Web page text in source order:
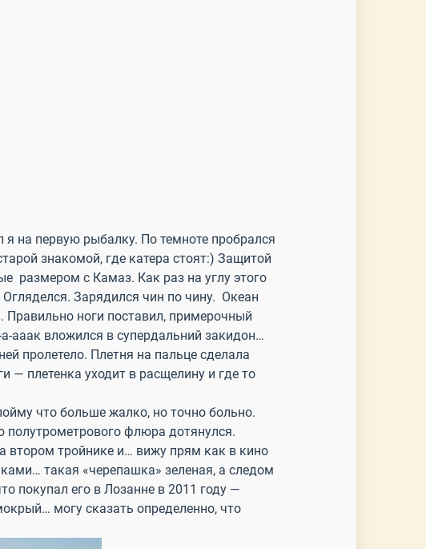
на первую рыбалку. По темноте пробрался
знакомой, где катера стоят:) Защитой
размером с Камаз. Как раз на углу этого
Зарядился чин по чину. Океан
ноги поставил, примерочный
ааак вложился в супердальний закидон…
пролетело. Плетня на пальце сделала
— плетенка уходит в расщелину и где то
что больше жалко, но точно больно.
полутрометрового флюра дотянулся.
втором тройнике и… вижу прям как в кино
такая «черепашка» зеленая, а следом
покупал его в Лозанне в 2011 году —
могу сказать определенно, что